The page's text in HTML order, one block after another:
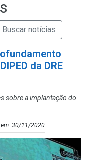
Notícias
Enviar a Busca de Notícias
da DRE
sobre a implantação do
30/11/2020